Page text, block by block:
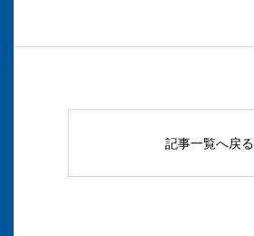
記事一覧へ戻る